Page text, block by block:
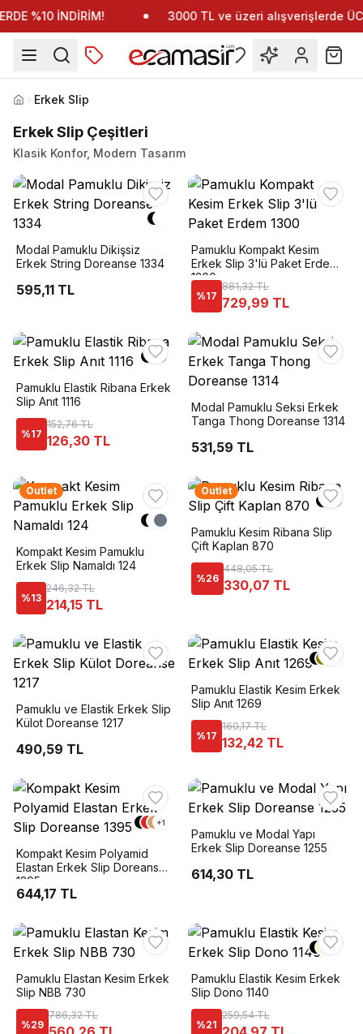
%10 İNDİRİM! 3000 TL ve üzeri alışverişlerde
Anasayfa
Erkek Slip
Erkek Slip Çeşitleri
Klasik Konfor, Modern Tasarım
Modal Pamuklu Dikişsiz
Erkek String Doreanse 1334
595,11 TL
Pamuklu Kompakt Kesim
Erkek Slip 3'lü Paket Erdem
1300
%17
881,32 TL
729,99 TL
Pamuklu Elastik Ribana Erkek
Slip Anıt 1116
%17
152,76 TL
126,30 TL
Modal Pamuklu Seksi Erkek
Tanga Thong Doreanse 1314
531,59 TL
Outlet
Kompakt Kesim Pamuklu
Erkek Slip Namaldı 124
%13
246,32 TL
214,15 TL
Outlet
Pamuklu Kesim Ribana Slip
Çift Kaplan 870
%26
448,05 TL
330,07 TL
Pamuklu ve Elastik Erkek Slip
Külot Doreanse 1217
490,59 TL
+ 4
Pamuklu Elastik Kesim Erkek
Slip Anıt 1269
%17
160,17 TL
132,42 TL
+1
Kompakt Kesim Polyamid
Elastan Erkek Slip Doreanse
1395
644,17 TL
Pamuklu ve Modal Yapı
Erkek Slip Doreanse 1255
614,30 TL
Pamuklu Elastan Kesim Erkek
Slip NBB 730
%29
786,32 TL
+
Pamuklu Elastik Kesim Erkek
Slip Dono 1140
%21
259,54 TL